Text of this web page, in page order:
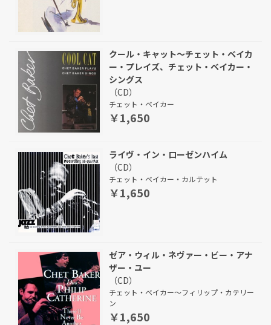
クール・キャット〜チェット・ベイカ
ー・プレイズ、チェット・ベイカー・
シングス
（CD）
チェット・ベイカー
￥1,650
ライヴ・イン・ローゼンハイム
（CD）
チェット・ベイカー・カルテット
￥1,650
ゼア・ウィル・ネヴァー・ビー・アナ
ザー・ユー
（CD）
チェット・ベイカー～フィリップ・カテリー
ン
￥1,650